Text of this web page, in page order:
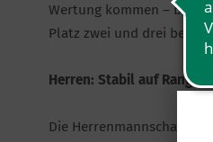
Wertung kommen – bei
Platz zwei und drei
Herren: Stabil auf Rang 4
Die Herrenmannschaft